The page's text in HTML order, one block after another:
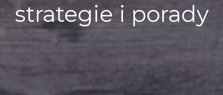
strategie i porady